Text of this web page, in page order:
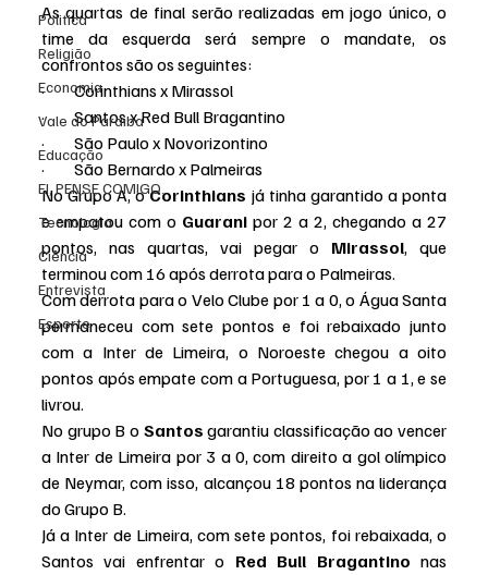
Politica
Religião
Economia
Vale do Paraiba
Educação
EI, PENSE COMIGO.
Tecnologia
Ciência
Entrevista
Esporte
As quartas de final serão realizadas em jogo único, o
time da esquerda será sempre o mandate, os
confrontos são os seguintes:
·         Corinthians x Mirassol
·         Santos x Red Bull Bragantino
·         São Paulo x Novorizontino
·         São Bernardo x Palmeiras
No Grupo A, o Corinthians já tinha garantido a ponta
e empatou com o Guarani por 2 a 2, chegando a 27
pontos, nas quartas, vai pegar o Mirassol, que
terminou com 16 após derrota para o Palmeiras.
Com derrota para o Velo Clube por 1 a 0, o Água Santa
permaneceu com sete pontos e foi rebaixado junto
com a Inter de Limeira, o Noroeste chegou a oito
pontos após empate com a Portuguesa, por 1 a 1, e se
livrou.
No grupo B o Santos garantiu classificação ao vencer
a Inter de Limeira por 3 a 0, com direito a gol olímpico
de Neymar, com isso, alcançou 18 pontos na liderança
do Grupo B.
Já a Inter de Limeira, com sete pontos, foi rebaixada, o
Santos vai enfrentar o Red Bull Bragantino nas